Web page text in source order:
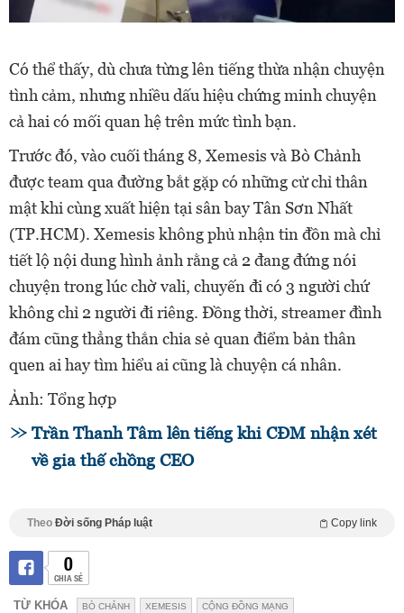
Có thể thấy, dù chưa từng lên tiếng thừa nhận chuyện
tình cảm, nhưng nhiều dấu hiệu chứng minh chuyện
cả hai có mối quan hệ trên mức tình bạn.
Trước đó, vào cuối tháng 8, Xemesis và Bò Chảnh
được team qua đường bắt gặp có những cử chỉ thân
mật khi cùng xuất hiện tại sân bay Tân Sơn Nhất
(TP.HCM). Xemesis không phủ nhận tin đồn mà chỉ
tiết lộ nội dung hình ảnh rằng cả 2 đang đứng nói
chuyện trong lúc chờ vali, chuyến đi có 3 người chứ
không chỉ 2 người đi riêng. Đồng thời, streamer đình
đám cũng thẳng thắn chia sẻ quan điểm bản thân
quen ai hay tìm hiểu ai cũng là chuyện cá nhân.
Ảnh: Tổng hợp
Trần Thanh Tâm lên tiếng khi CĐM nhận xét
về gia thế chồng CEO
Theo Đời sống Pháp luật Copy link
0
CHIA SẺ
TỪ KHÓA BÒ CHẢNH XEMESIS CỘNG ĐỒNG MẠNG